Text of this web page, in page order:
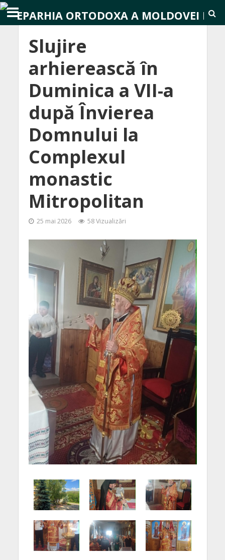
Slujire
arhierească în
Duminica a VII-a
după Învierea
Domnului la
Complexul
monastic
Mitropolitan
25 mai 2026 58 Vizualizări